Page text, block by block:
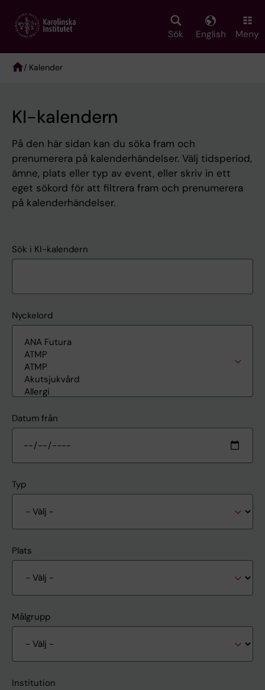
main
Sök English Meny
/ Kalender
KI-kalendern
På den här sidan kan du söka fram och
prenumerera på kalenderhändelser. Välj tidsperiod,
ämne, plats eller typ av event, eller skriv in ett
eget sökord för att filtrera fram och prenumerera
på kalenderhändelser.
Sök i KI-kalendern
Nyckelord
Datum från
Typ
Plats
Målgrupp
Institution